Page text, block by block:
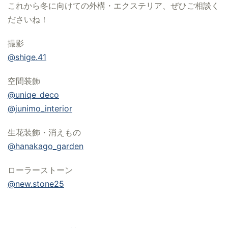
これから冬に向けての外構・エクステリア、ぜひご相談く
ださいね！
撮影
@shige.41
空間装飾
@uniqe_deco
@junimo_interior
生花装飾・消えもの
@hanakago_garden
ローラーストーン
@new.stone25